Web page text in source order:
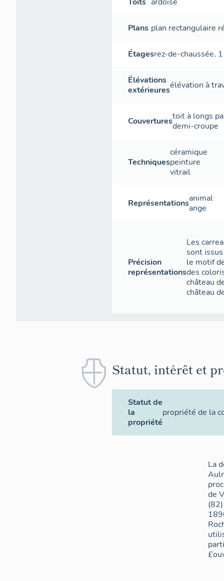
Plans plan rectangulaire
Étagesrez-de-chaussée,
Élévations
extérieuresélévation à
Couverturestoit à longs
demi-croupe
Techniques
céramique
peinture
vitrail
Représentationsanimal
ange
Précision
représentations
Les
sont
le motif
des
château
château
Statut, intérêt et
Statut de
la
propriété
propriété de la
La
de